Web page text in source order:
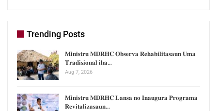
Trending Posts
𝐌𝐢𝐧𝐢𝐬𝐭𝐫𝐮 𝐌𝐃𝐑𝐇𝐂 𝐎𝐛𝐬𝐞𝐫𝐯𝐚 𝐑𝐞𝐡𝐚𝐛𝐢𝐥𝐢𝐭𝐚𝐬𝐚𝐮𝐧 𝐔𝐦𝐚
𝐓𝐫𝐚𝐝𝐢𝐬𝐢𝐨𝐧𝐚𝐥 𝐢𝐡𝐚…
Aug 7, 2026
𝐌𝐢𝐧𝐢𝐬𝐭𝐫𝐮 𝐌𝐃𝐑𝐇𝐂 𝐋𝐚𝐧𝐬𝐚 𝐧𝐨 𝐈𝐧𝐚𝐮𝐠𝐮𝐫𝐚 𝐏𝐫𝐨𝐠𝐫𝐚𝐦𝐚
𝐑𝐞𝐯𝐢𝐭𝐚𝐥𝐢𝐳𝐚𝐬𝐚𝐮𝐧…